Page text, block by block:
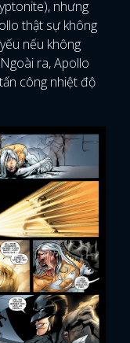
nhưng
thật sự không
nếu không
ra, Apollo
công nhiệt độ